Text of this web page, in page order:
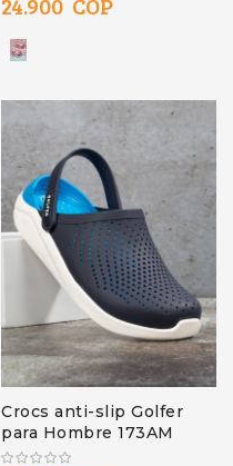
Crocs anti-slip Golfer
para Hombre 173AM